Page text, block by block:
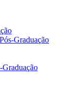
Graduação
Graduação